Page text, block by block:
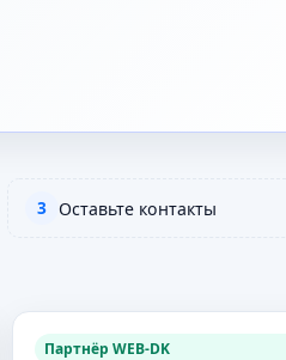
3 Оставьте контакты
Партнёр WEB-DK